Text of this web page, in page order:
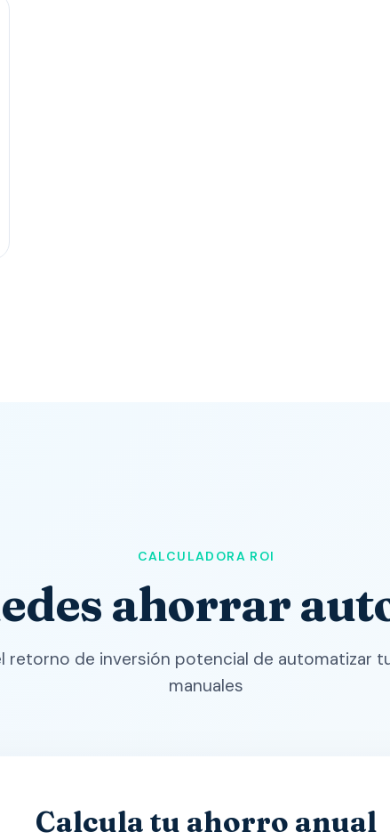
CALCULADORA ROI
ahorrar
retorno de inversión potencial de automatizar
manuales
Calcula tu ahorro anual